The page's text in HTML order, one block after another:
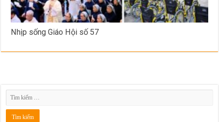
Nhịp sống Giáo Hội số 57